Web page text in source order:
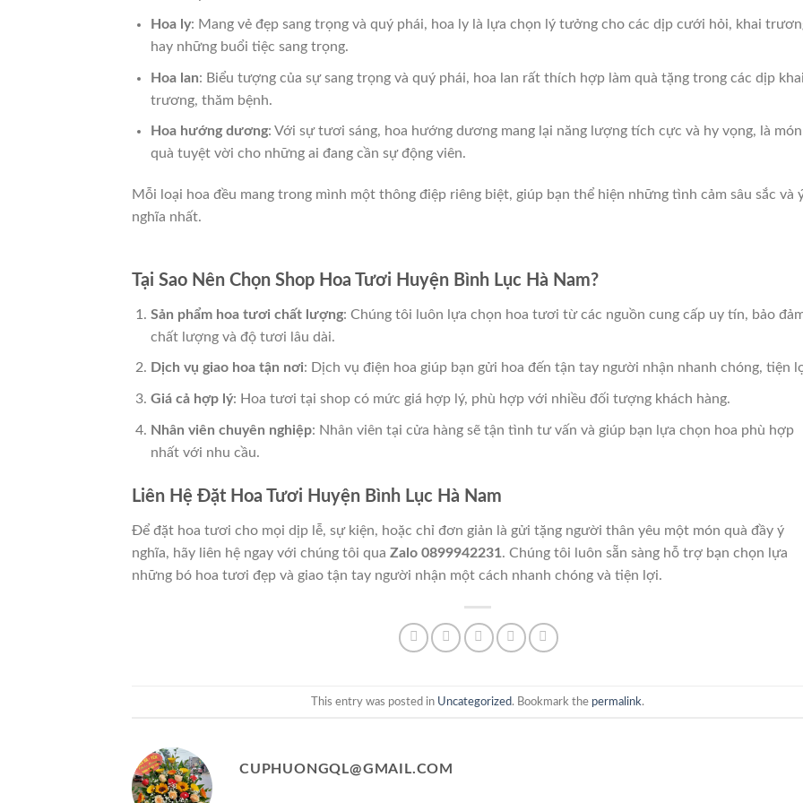
Hoa ly: Mang vẻ đẹp sang trọng và quý phái, hoa ly là lựa chọn lý tưởng cho các dịp cưới hỏi, khai
hay những buổi tiệc sang trọng.
Hoa lan: Biểu tượng của sự sang trọng và quý phái, hoa lan rất thích hợp làm quà tặng trong các dịp khai
trương, thăm bệnh.
Hoa hướng dương: Với sự tươi sáng, hoa hướng dương mang lại năng lượng tích cực và hy vọng, là món
quà tuyệt vời cho những ai đang cần sự động viên.
Mỗi loại hoa đều mang trong mình một thông điệp riêng biệt, giúp bạn thể hiện những tình cảm sâu sắc và
nghĩa nhất.
Tại Sao Nên Chọn Shop Hoa Tươi Huyện Bình Lục Hà Nam?
Sản phẩm hoa tươi chất lượng: Chúng tôi luôn lựa chọn hoa tươi từ các nguồn cung cấp uy tín, bảo
chất lượng và độ tươi lâu dài.
Dịch vụ giao hoa tận nơi: Dịch vụ điện hoa giúp bạn gửi hoa đến tận tay người nhận nhanh chóng, tiện
Giá cả hợp lý: Hoa tươi tại shop có mức giá hợp lý, phù hợp với nhiều đối tượng khách hàng.
Nhân viên chuyên nghiệp: Nhân viên tại cửa hàng sẽ tận tình tư vấn và giúp bạn lựa chọn hoa phù hợp
nhất với nhu cầu.
Liên Hệ Đặt Hoa Tươi Huyện Bình Lục Hà Nam
Để đặt hoa tươi cho mọi dịp lễ, sự kiện, hoặc chỉ đơn giản là gửi tặng người thân yêu một món quà đầy ý
nghĩa, hãy liên hệ ngay với chúng tôi qua Zalo 0899942231. Chúng tôi luôn sẵn sàng hỗ trợ bạn chọn lựa
những bó hoa tươi đẹp và giao tận tay người nhận một cách nhanh chóng và tiện lợi.
This entry was posted in Uncategorized. Bookmark the permalink.
CUPHUONGQL@GMAIL.COM